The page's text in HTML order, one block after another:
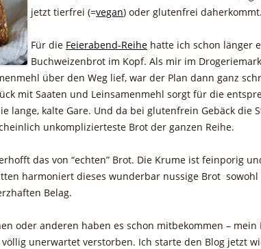
jetzt tierfrei (=vegan) oder glutenfrei daherkommt.
Für die Feierabend-Reihe hatte ich schon länger
Buchweizenbrot im Kopf. Als mir im
über den Weg lief, war der Plan dann ganz
mit Saaten und Leinsamenmehl sorgt für die
lange, kalte Gare. Und da bei glutenfrein Gebäck die
unkomplizierteste Brot der ganzen Reihe.
das von “echten” Brot. Die Krume ist feinporig
harmoniert dieses wunderbar nussige Brot
Belag.
oder anderen haben es schon mitbekommen – mein
unerwartet verstorben. Ich starte den Blog jetzt